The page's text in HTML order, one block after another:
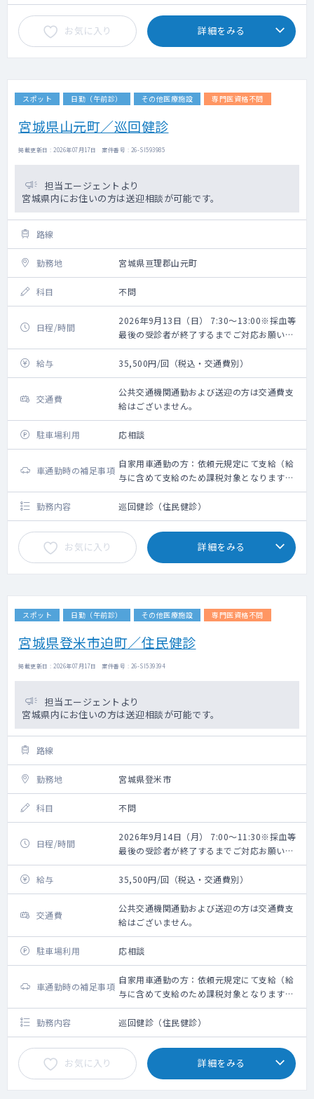
お気に入り 詳細をみる
スポット 日勤（午前診） その他医療施設 専門医資格不問
宮城県山元町／巡回健診
掲載更新日 : 2026年07月17日 案件番号 : 26-SI593985
担当エージェントより
宮城県内にお住いの方は送迎相談が可能です。
路線
勤務地 宮城県亘理郡山元町
科目 不問
日程/時間
2026年9月13日（日） 7:30～13:00※採血等
最後の受診者が終了するまでご対応お願いい
たします。
給与
35,500円/回（税込・交通費別）
交通費
公共交通機関通勤および送迎の方は交通費支
給はございません。
駐車場利用 応相談
車通勤時の補足事項
自家用車通勤の方：依頼元規定にて支給（給
与に含めて支給のため課税対象となります。
備考欄参照ください）
勤務内容
巡回健診（住民健診）
お気に入り 詳細をみる
スポット 日勤（午前診） その他医療施設 専門医資格不問
宮城県登米市迫町／住民健診
掲載更新日 : 2026年07月17日 案件番号 : 26-SI539394
担当エージェントより
宮城県内にお住いの方は送迎相談が可能です。
路線
勤務地 宮城県登米市
科目 不問
日程/時間
2026年9月14日（月） 7:00～11:30※採血等
最後の受診者が終了するまでご対応お願いい
たします。
給与
35,500円/回（税込・交通費別）
交通費
公共交通機関通勤および送迎の方は交通費支
給はございません。
駐車場利用 応相談
車通勤時の補足事項
自家用車通勤の方：依頼元規定にて支給（給
与に含めて支給のため課税対象となります。
備考欄参照ください）
勤務内容
巡回健診（住民健診）
お気に入り 詳細をみる